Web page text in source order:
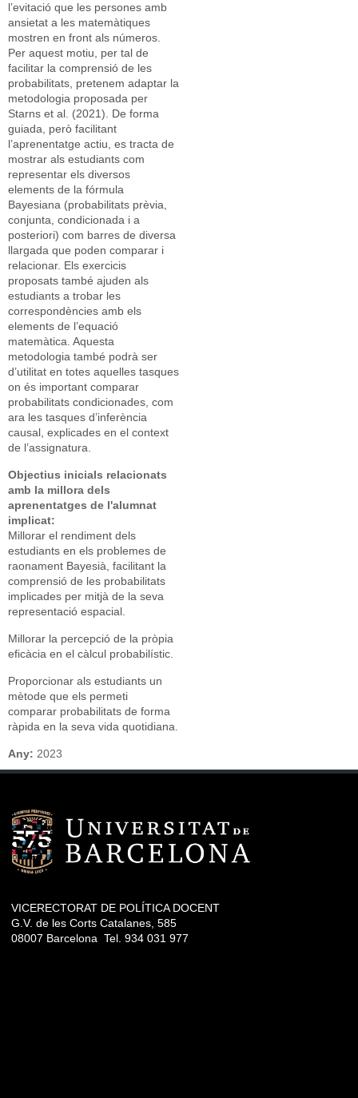
l’evitació que les persones amb
ansietat a les matemàtiques
mostren en front als números.
Per aquest motiu, per tal de
facilitar la comprensió de les
probabilitats, pretenem adaptar la
metodologia proposada per
Starns et al. (2021). De forma
guiada, però facilitant
l’aprenentatge actiu, es tracta de
mostrar als estudiants com
representar els diversos
elements de la fórmula
Bayesiana (probabilitats prèvia,
conjunta, condicionada i a
posteriori) com barres de diversa
llargada que poden comparar i
relacionar. Els exercicis
proposats també ajuden als
estudiants a trobar les
correspondències amb els
elements de l’equació
matemàtica. Aquesta
metodologia també podrà ser
d’utilitat en totes aquelles tasques
on és important comparar
probabilitats condicionades, com
ara les tasques d’inferència
causal, explicades en el context
de l’assignatura.
Objectius inicials relacionats
amb la millora dels
aprenentatges de l'alumnat
implicat:
Millorar el rendiment dels
estudiants en els problemes de
raonament Bayesià, facilitant la
comprensió de les probabilitats
implicades per mitjà de la seva
representació espacial.
Millorar la percepció de la pròpia
eficàcia en el càlcul probabilístic.
Proporcionar als estudiants un
mètode que els permeti
comparar probabilitats de forma
ràpida en la seva vida quotidiana.
Any: 2023
VICERECTORAT DE POLÍTICA DOCENT
G.V. de les Corts Catalanes, 585
08007 Barcelona Tel. 934 031 977